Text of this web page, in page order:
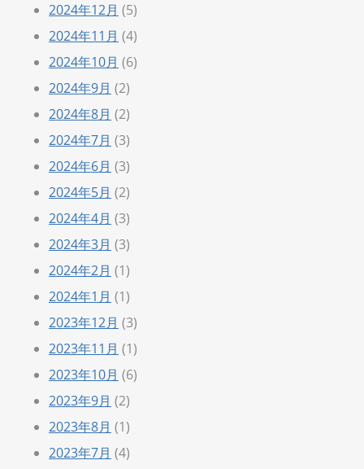
2024年12月 (5)
2024年11月 (4)
2024年10月 (6)
2024年9月 (2)
2024年8月 (2)
2024年7月 (3)
2024年6月 (3)
2024年5月 (2)
2024年4月 (3)
2024年3月 (3)
2024年2月 (1)
2024年1月 (1)
2023年12月 (3)
2023年11月 (1)
2023年10月 (6)
2023年9月 (2)
2023年8月 (1)
2023年7月 (4)